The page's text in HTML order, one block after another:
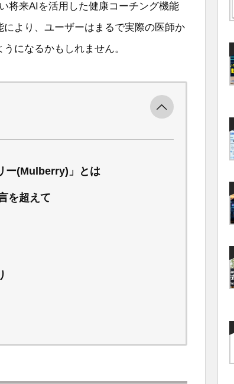
将来AIを活用した健康コーチング機能
より、ユーザーはまるで実際の医師か
になるかもしれません。
ー(Mulberry)」とは
を超えて